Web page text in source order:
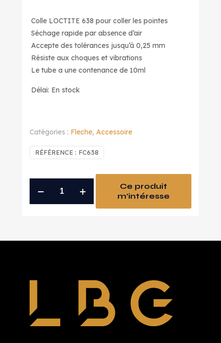
Colle LOCTITE 638 pour coller les pointes
Séchage rapide par absence d’air
Accepte des tolérances jusqu’à 0,25 mm
Résiste aux choques et vibrations
Le tube a une contenance de 10ml
Délai: En stock
Catégories : Fleche, Accessoire
RÉFÉRENCE : FC638
Ce produit
m’intéresse